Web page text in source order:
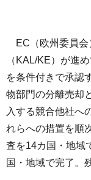
EC（欧州委員会
（KAL/KE）が進
を条件付きで承認
物部門の分離売却
入する競合他社へ
れらへの措置を順
査を14カ国・地域
国・地域で完了。